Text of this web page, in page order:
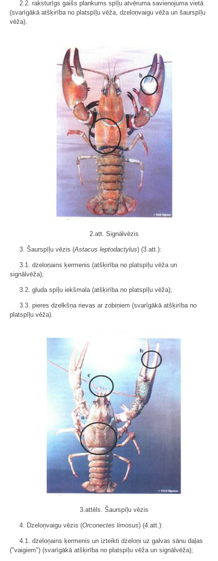
2.2. raksturīgs gaišs plankums spīļu atvēruma savienojuma vietā
(svarīgākā atšķirība no platspīļu vēža, dzeloņvaigu vēža un šaurspīļu
vēža).
2.att. Signālvēzis
3. Šaurspīļu vēzis (Astacus leptodactylus) (3.att.):
3.1. dzeloņains ķermenis (atšķirība no platspīļu vēža un
signālvēža);
3.2. gluda spīļu iekšmala (atšķirība no platspīļu vēža);
3.3. pieres dzelkšņa rievas ar zobiņiem (svarīgākā atšķirība no
platspīļu vēža).
3.attēls. Šaurspīļu vēzis
4. Dzeloņvaigu vēzis (Orconectes limosus) (4.att.):
4.1. dzeloņains ķermenis un izteikti dzeloņi uz galvas sānu daļas
("vaigiem") (svarīgākā atšķirība no platspīļu vēža un signālvēža);